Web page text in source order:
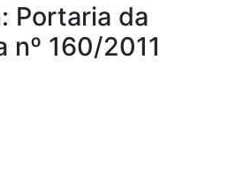
Portaria da
nº 160/2011